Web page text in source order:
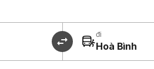
đi
Hoà Bình